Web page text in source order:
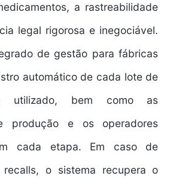
a rastreabilidade
legal rigorosa e inegociável.
de gestão para fábricas
automático de cada lote de
utilizado, bem como as
produção e os operadores
cada etapa. Em caso de
recalls, o sistema recupera o